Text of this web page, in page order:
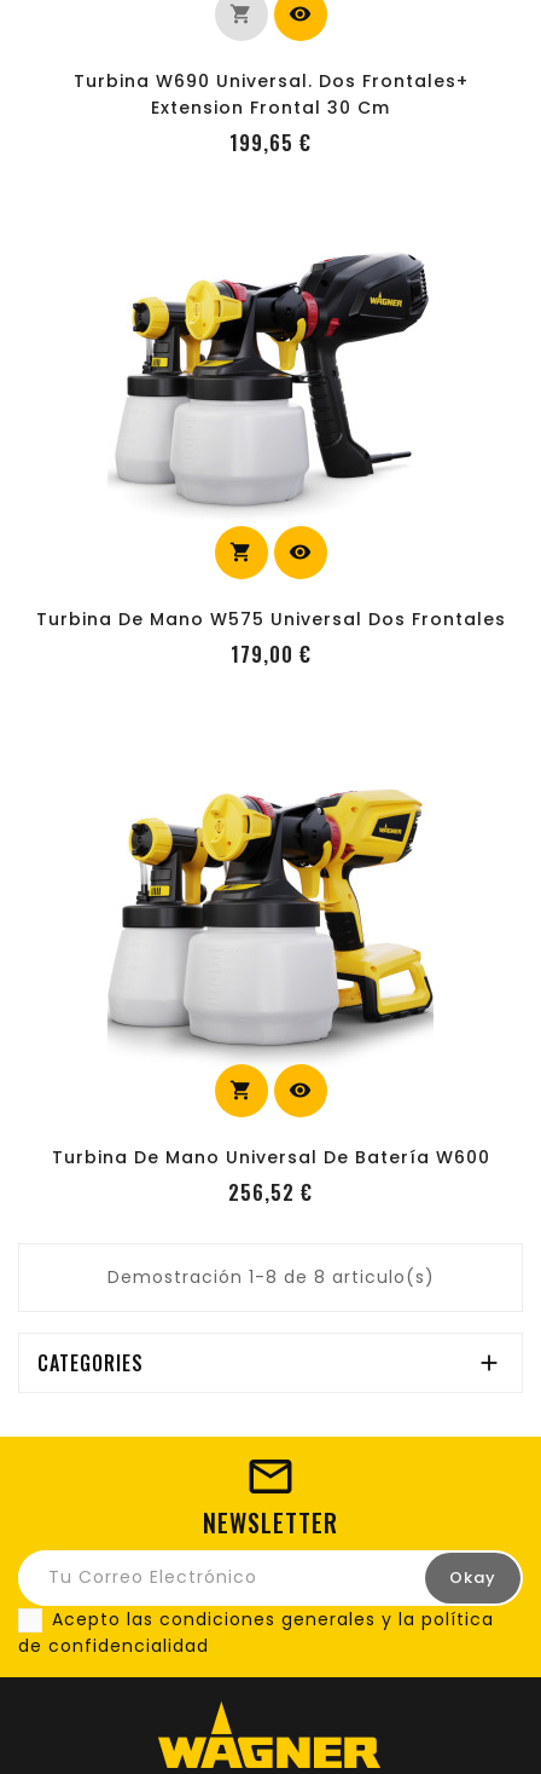
shopping_cart visibility
Turbina W690 Universal. Dos Frontales+
Extension Frontal 30 Cm
199,65 €
shopping_cart visibility
Turbina De Mano W575 Universal Dos Frontales
179,00 €Precio
shopping_cart visibility
Turbina De Mano Universal De Batería W600
256,52 €
Demostración 1-8 de 8 articulo(s)
CATEGORIES 
NEWSLETTER
Acepto las condiciones generales y la política
de confidencialidad